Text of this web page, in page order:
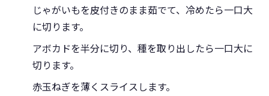
じゃがいもを皮付きのまま茹でて、冷めたら一口大
に切ります。
アボカドを半分に切り、種を取り出したら一口大に
切ります。
赤玉ねぎを薄くスライスします。